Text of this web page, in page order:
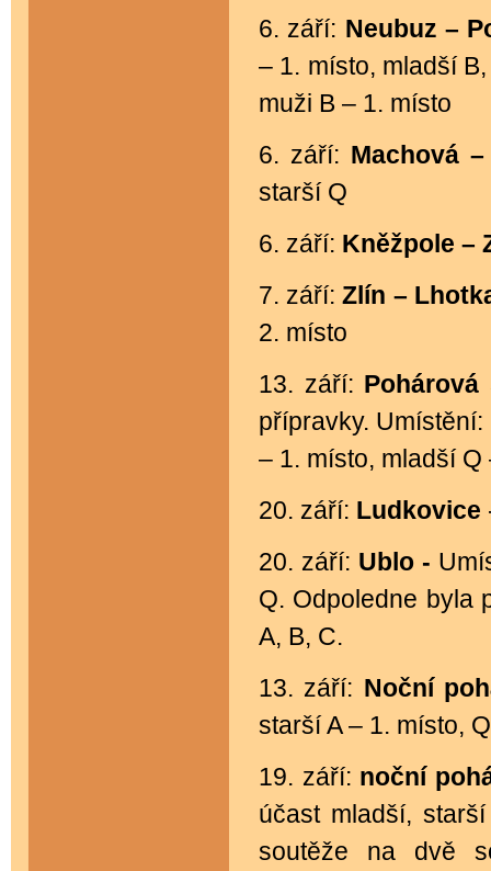
6. září: Neubuz –
– 1. místo, mladší
muži B – 1. místo
6. září: Machová
starší Q
6. září: Kněžpole –
7. září:Zlín –
2. místo
13. září: Pohárová
přípravky.
– 1. místo, mladší Q
20. září: Ludkovice
20. září: Ublo -
Q. Odpoledne byla
A, B, C.
13. září: Noční
starší A – 1. místo,
19. září: noční
účast mladší,
soutěže na dvě